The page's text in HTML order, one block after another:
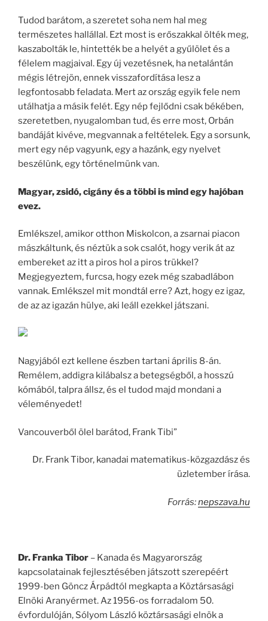
Tudod barátom, a szeretet soha nem hal meg
természetes hallállal. Ezt most is erőszakkal ölték meg,
kaszabolták le, hintették be a helyét a gyűlölet és a
félelem magjaival. Egy új vezetésnek, ha netalántán
mégis létrejön, ennek visszafordítása lesz a
legfontosabb feladata. Mert az ország egyik fele nem
utálhatja a másik felét. Egy nép fejlődni csak békében,
szeretetben, nyugalomban tud, és erre most, Orbán
bandáját kivéve, megvannak a feltételek. Egy a sorsunk,
mert egy nép vagyunk, egy a hazánk, egy nyelvet
beszélünk, egy történelmünk van.
Magyar, zsidó, cigány és a többi is mind egy hajóban
evez.
Emlékszel, amikor otthon Miskolcon, a zsarnai piacon
mászkáltunk, és néztük a sok csalót, hogy verik át az
embereket az itt a piros hol a piros trükkel?
Megjegyeztem, furcsa, hogy ezek még szabadlábon
vannak. Emlékszel mit mondtál erre? Azt, hogy ez igaz,
de az az igazán hülye, aki leáll ezekkel játszani.
Nagyjából ezt kellene észben tartani április 8-án.
Remélem, addigra kilábalsz a betegségből, a hosszú
kómából, talpra állsz, és el tudod majd mondani a
véleményedet!
Vancouverből ölel barátod, Frank Tibi”
Dr. Frank Tibor, kanadai matematikus-közgazdász és
üzletember írása.
Forrás:nepszava.hu
Dr. Franka Tibor – Kanada és Magyarország
kapcsolatainak fejlesztésében játszott szerepéért
1999-ben Göncz Árpádtól megkapta a Köztársasági
Elnöki Aranyérmet. Az 1956-os forradalom 50.
évfordulóján, Sólyom László köztársasági elnök a